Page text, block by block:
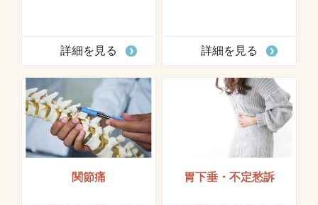
詳細を見る 詳細を見る
関節痛 胃下垂・不定愁訴